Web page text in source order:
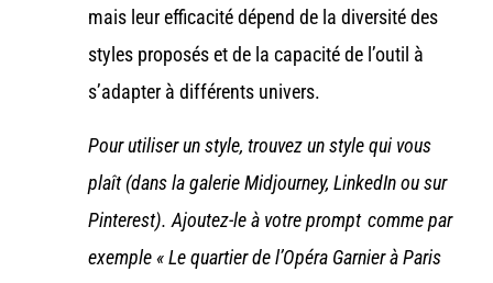
mais leur efficacité dépend de la diversité des
styles proposés et de la capacité de l’outil à
s’adapter à différents univers.
Pour utiliser un style, trouvez un style qui vous
plaît (dans la galerie Midjourney, LinkedIn ou sur
Pinterest). Ajoutez-le à votre prompt comme par
exemple « Le quartier de l’Opéra Garnier à Paris